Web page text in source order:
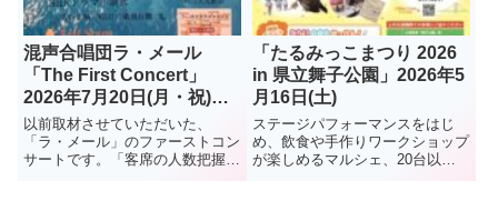
混声合唱団ラ・メール
「The First Concert」
2026年7月20日(月・祝)
明石人丸教会
以前取材させていただいた、
「ラ・メール」のファーストコン
サートです。「客席の人数把握の
「たるみっこまつり 2026
in 県立舞子公園」2026年5
月16日(土)
ステージパフォーマンスをはじ
め、飲食や手作りワークショップ
が楽しめるマルシェ、20台以上